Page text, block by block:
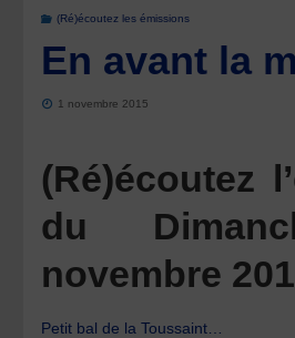
(Ré)écoutez les émissions
En avant la
1 novembre 2015
(Ré)écoutez
du
novembre
Petit bal de la Toussaint…